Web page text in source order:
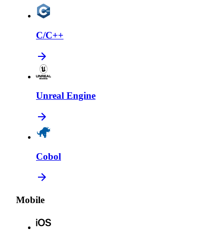
C/C++
Unreal Engine
Cobol
Mobile